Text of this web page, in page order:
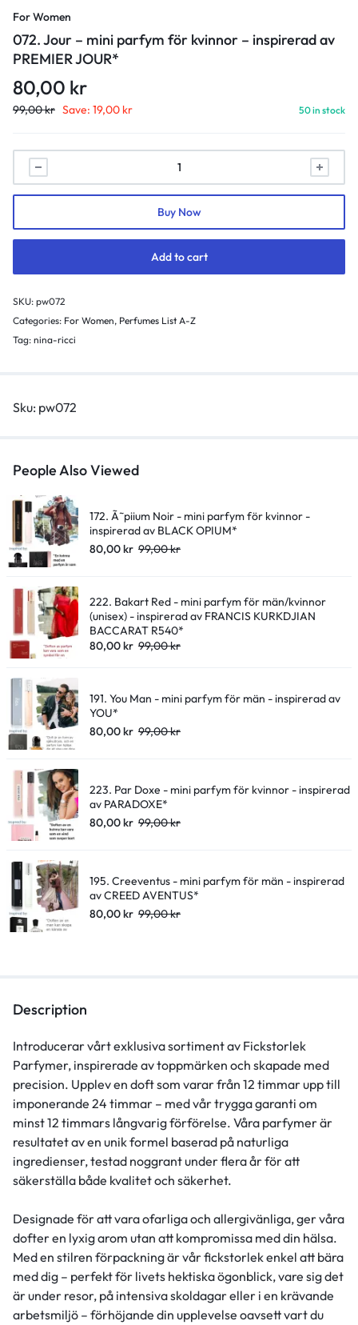
For Women
072. Jour – mini parfym för kvinnor – inspirerad av
PREMIER JOUR*
80,00 kr
99,00kr Save: 19,00 kr 50 in stock
072.
Jour
-
parfym
kvinnor
-
inspirerad
Add to cart
Buy Now
SKU: pw072
Categories: For Women, Perfumes List A-Z
Tag: nina-ricci
Sku: pw072
People Also Viewed
172. Ã˜piium Noir - mini parfym för kvinnor -
inspirerad av BLACK OPIUM*
80,00kr 99,00kr
222. Bakart Red - mini parfym för män/kvinnor
(unisex) - inspirerad av FRANCIS KURKDJIAN
BACCARAT R540*
80,00kr 99,00kr
191. You Man - mini parfym för män - inspirerad av
YOU*
80,00kr 99,00kr
223. Par Doxe - mini parfym för kvinnor - inspirerad
av PARADOXE*
80,00kr 99,00kr
195. Creeventus - mini parfym för män - inspirerad
av CREED AVENTUS*
80,00kr 99,00kr
Description
Introducerar vårt exklusiva sortiment av Fickstorlek
Parfymer, inspirerade av toppmärken och skapade med
precision. Upplev en doft som varar från 12 timmar upp till
imponerande 24 timmar – med vår trygga garanti om
minst 12 timmars långvarig förförelse. Våra parfymer är
resultatet av en unik formel baserad på naturliga
ingredienser, testad noggrant under flera år för att
säkerställa både kvalitet och säkerhet.
Designade för att vara ofarliga och allergivänliga, ger våra
dofter en lyxig arom utan att kompromissa med din hälsa.
Med en stilren förpackning är vår fickstorlek enkel att bära
med dig – perfekt för livets hektiska ögonblick, vare sig det
är under resor, på intensiva skoldagar eller i en krävande
arbetsmiljö – förhöjande din upplevelse oavsett vart du